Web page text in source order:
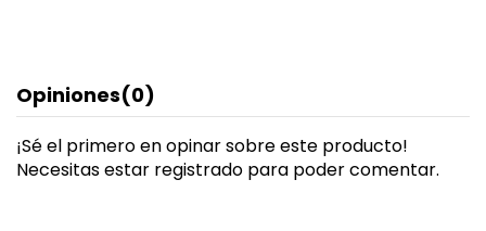
Opiniones(0)
¡Sé el primero en opinar sobre este producto!
Necesitas estar registrado para poder comentar.